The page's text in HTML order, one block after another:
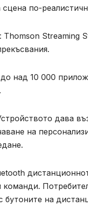
по-
: Thomson Streaming
над 10 000
дава
на
команди.
бутоните на